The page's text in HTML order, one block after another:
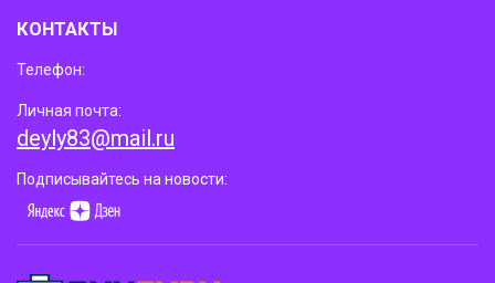
КОНТАКТЫ
Телефон:
Личная почта:
deyly83@mail.ru
Подписывайтесь на новости: